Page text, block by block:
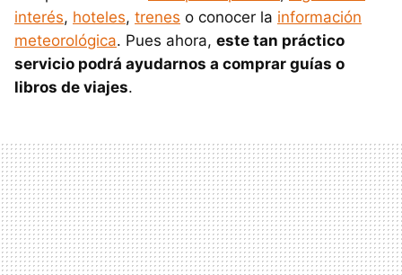
interés, hoteles, trenes o conocer la información
meteorológica. Pues ahora, este tan práctico
servicio podrá ayudarnos a comprar guías o
libros de viajes.